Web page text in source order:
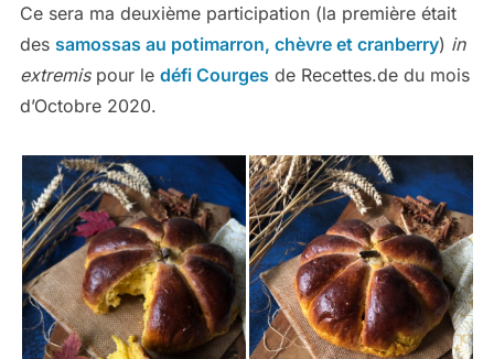
Ce sera ma deuxième participation (la première était
des samossas au potimarron, chèvre et cranberry) in
extremispour le défi Courges de Recettes.de du mois
d’Octobre 2020.